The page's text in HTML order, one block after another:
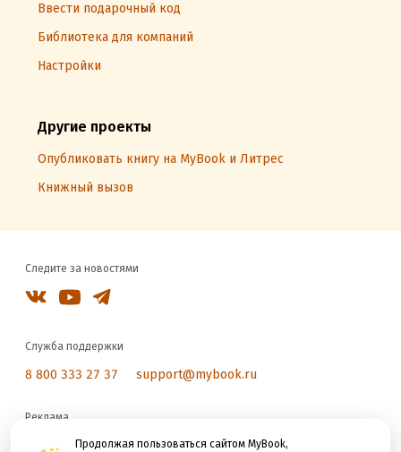
Продолжая пользоваться сайтом MyBook,
Ввести подарочный код
Библиотека для компаний
Настройки
Другие проекты
Опубликовать книгу на MyBook и Литрес
Книжный вызов
Следите за новостями
Служба поддержки
8 800 333 27 37 support@mybook.ru
Реклама
reklama@litres.ru